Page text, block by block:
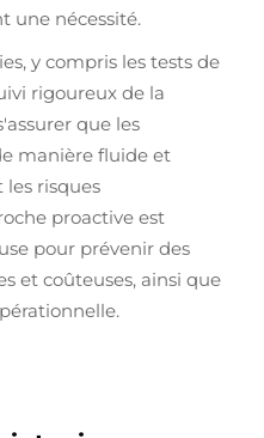
une nécessité.
y compris les tests de
rigoureux de la
que les
manière fluide et
risques
proactive est
pour prévenir des
et coûteuses, ainsi que